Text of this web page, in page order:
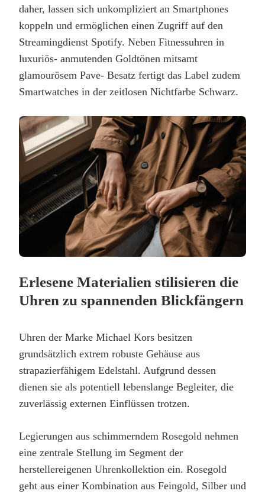
daher, lassen sich unkompliziert an Smartphones
koppeln und ermöglichen einen Zugriff auf den
Streamingdienst Spotify. Neben Fitnessuhren in
luxuriös- anmutenden Goldtönen mitsamt
glamourösem Pave- Besatz fertigt das Label zudem
Smartwatches in der zeitlosen Nichtfarbe Schwarz.
Erlesene Materialien stilisieren die
Uhren zu spannenden Blickfängern
Uhren der Marke Michael Kors besitzen
grundsätzlich extrem robuste Gehäuse aus
strapazierfähigem Edelstahl. Aufgrund dessen
dienen sie als potentiell lebenslange Begleiter, die
zuverlässig externen Einflüssen trotzen.
Legierungen aus schimmerndem Rosegold nehmen
eine zentrale Stellung im Segment der
herstellereigenen Uhrenkollektion ein. Rosegold
geht aus einer Kombination aus Feingold, Silber und